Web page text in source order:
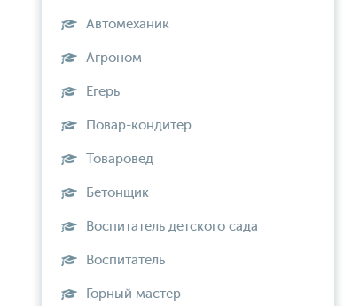
Автомеханик
Агроном
Егерь
Повар-кондитер
Товаровед
Бетонщик
Воспитатель детского сада
Воспитатель
Горный мастер